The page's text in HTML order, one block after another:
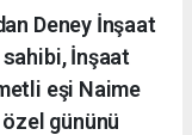
Deney İnşaat
İnşaat
eşi Naime
özel gününü